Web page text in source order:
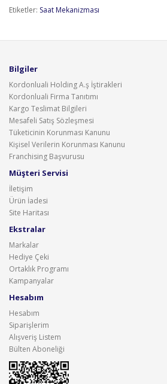
Etiketler: Saat Mekanizması
Bilgiler
Kordonluali Holding A.ş İştirakleri
Kordonluali Firma Tanıtımı
Kargo Teslimat Bilgileri
Mesafeli Satış Sözleşmesi
Tüketicinin Korunması Kanunu
Kişisel Verilerin Korunması Kanunu
Franchising Başvurusu
Müşteri Servisi
İletişim
Ürün İadesi
Site Haritası
Ekstralar
Markalar
Hediye Çeki
Ortaklık Programı
Kampanyalar
Hesabım
Hesabım
Siparişlerim
Alışveriş Listem
Bülten Aboneliği